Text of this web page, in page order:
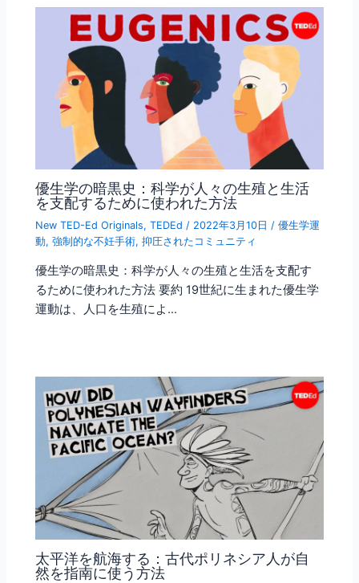
優生学の暗黒史：科学が人々の生殖と生活
を支配するために使われた方法
New TED-Ed Originals,TEDEd / 2022年3月10日 /優生学運
動,強制的な不妊手術,抑圧されたコミュニティ
優生学の暗黒史：科学が人々の生殖と生活を支配す
るために使われた方法 要約 19世紀に生まれた優生学
運動は、人口を生殖によ…
太平洋を航海する：古代ポリネシア人が自
然を指南に使う方法